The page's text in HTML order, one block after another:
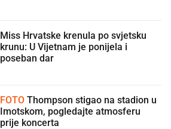
Miss Hrvatske krenula po svjetsku
krunu: U Vijetnam je ponijela i
poseban dar
FOTO
Imotskom, pogledajte atmosferu
prije koncerta